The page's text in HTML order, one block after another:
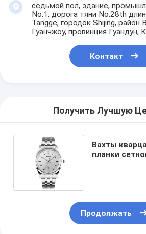
седьмой пол, здание,
No.1, дорога тяни No.28th
Tangge, городок Shijing, район
Гуанчжоу, провинция Гуандун,
Контакт
Получить Лучшую
Вахты
планки
Продолжать